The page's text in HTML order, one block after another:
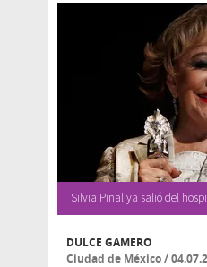
Silvia Pinal ya salió del
DULCE GAMERO
Ciudad de México/